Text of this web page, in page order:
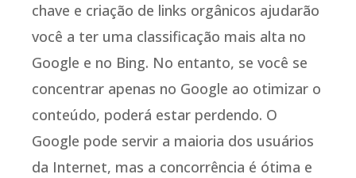
chave e criação de links orgânicos ajudarão
você a ter uma classificação mais alta no
Google e no Bing. No entanto, se você se
concentrar apenas no Google ao otimizar o
conteúdo, poderá estar perdendo. O
Google pode servir a maioria dos usuários
da Internet, mas a concorrência é ótima e